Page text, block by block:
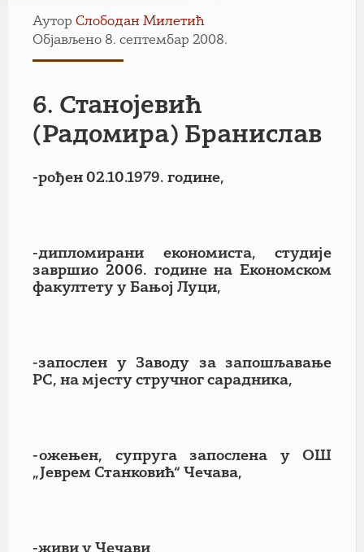
Аутор Слободан Милетић
Објављено 8. септембар 2008.
6. Станојевић
(Радомира) Бранислав
-рођен 02.10.1979. године,
-дипломирани економиста, студије
завршио 2006. године на Економском
факултету у Бањој Луци,
-запослен у Заводу за запошљавање
РС, на мјесту стручног сарадника,
-ожењен, супруга запослена у ОШ
„Јеврем Станковић“ Чечава,
-живи у Чечави